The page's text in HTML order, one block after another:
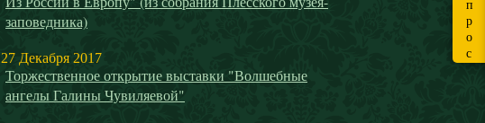
п
р
о
с
заповедника)
27 Декабря 2017
Торжественное открытие выставки "Волшебные
ангелы Галины Чувиляевой"